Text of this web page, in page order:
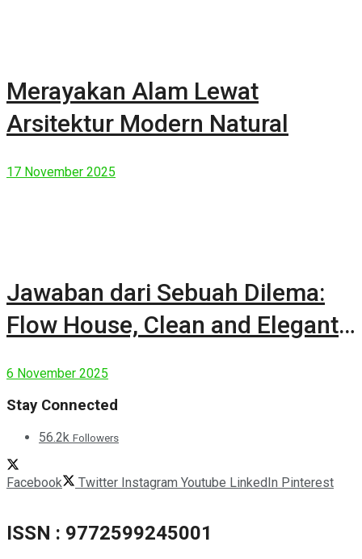
Merayakan Alam Lewat
Arsitektur Modern Natural
17 November 2025
Jawaban dari Sebuah Dilema:
Flow House, Clean and Elegant
6 November 2025
Stay Connected
56.2k Followers
Facebook Twitter Instagram Youtube LinkedIn Pinterest
ISSN : 9772599245001